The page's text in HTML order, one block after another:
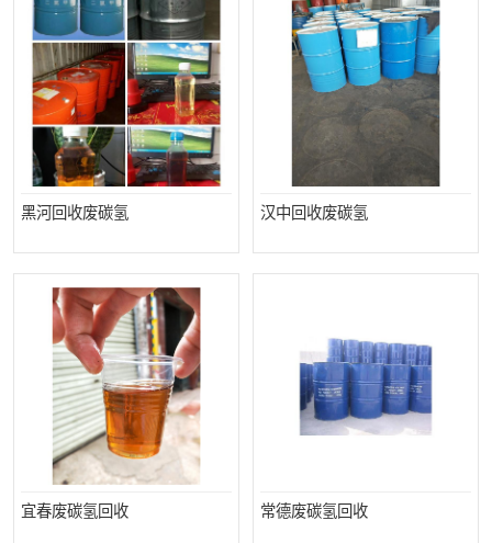
黑河回收废碳氢 汉中回收废碳氢
宜春废碳氢回收 常德废碳氢回收